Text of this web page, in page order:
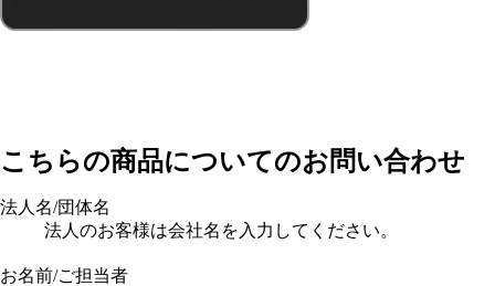
こちらの商品についてのお問い合わせ
法人名/団体名
法人のお客様は会社名を入力してください。
お名前/ご担当者